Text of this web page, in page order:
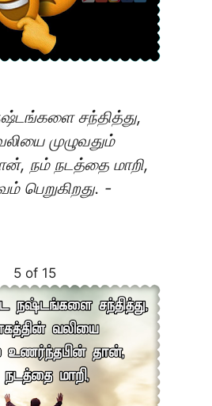
சந்தித்து,
முழுவதும்
நம் நடத்தை மாறி,
பெறுகிறது. -
5 of 15